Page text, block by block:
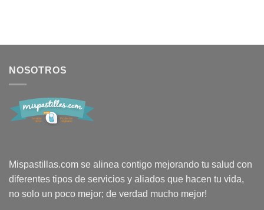
NOSOTROS
Mispastillas.com se alinea contigo mejorando tu salud con
diferentes tipos de servicios y aliados que hacen tu vida,
no solo un poco mejor; de verdad mucho mejor!